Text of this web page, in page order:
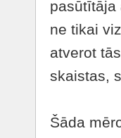
pasūtītāja
ne tikai
atverot
skaistas,
Šāda